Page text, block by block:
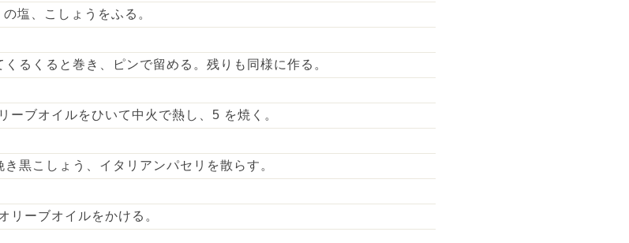
塩、こしょうをふる。
るくると巻き、ピンで留める。残りも同様に作る。
ーブオイルをひいて中火で熱し、5 を焼く。
黒こしょう、イタリアンパセリを散らす。
リーブオイルをかける。